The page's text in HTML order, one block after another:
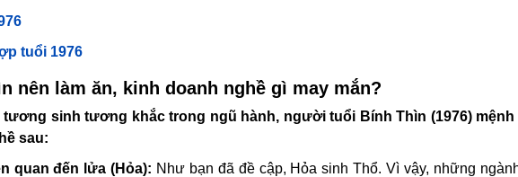
tuổi 1976
nên làm ăn, kinh doanh nghề gì may mắn?
tương sinh tương khắc trong ngũ hành, người tuổi Bính Thìn (1976) mệnh
sau:
quan đến lửa (Hỏa): Như bạn đã đề cập, Hỏa sinh Thổ. Vì vậy, những